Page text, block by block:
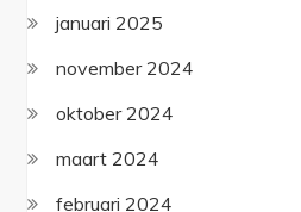
januari 2025
november 2024
oktober 2024
maart 2024
februari 2024